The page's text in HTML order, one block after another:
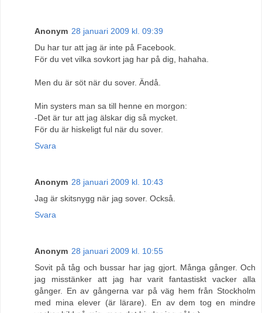
Anonym 28 januari 2009 kl. 09:39
Du har tur att jag är inte på Facebook.
För du vet vilka sovkort jag har på dig, hahaha.
Men du är söt när du sover. Ändå.
Min systers man sa till henne en morgon:
-Det är tur att jag älskar dig så mycket.
För du är hiskeligt ful när du sover.
Svara
Anonym 28 januari 2009 kl. 10:43
Jag är skitsnygg när jag sover. Också.
Svara
Anonym 28 januari 2009 kl. 10:55
Sovit på tåg och bussar har jag gjort. Många gånger. Och
jag misstänker att jag har varit fantastiskt vacker alla
gånger. En av gångerna var på väg hem från Stockholm
med mina elever (är lärare). En av dem tog en mindre